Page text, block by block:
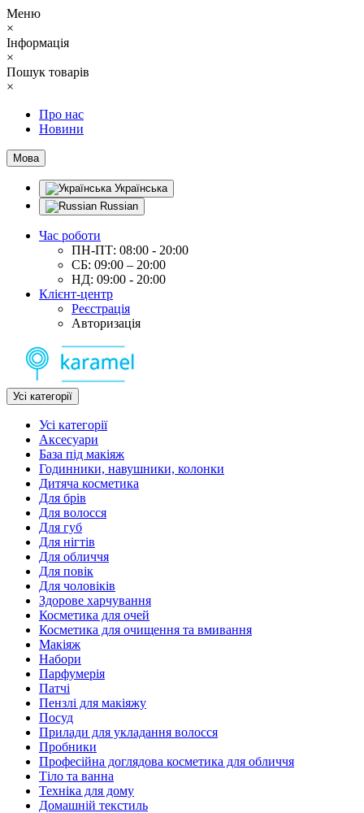
Меню
×
Інформація
×
Пошук товарів
×
Про нас
Новини
Мова
Українська
Russian
Час роботи
ПН-ПТ: 08:00 - 20:00
СБ: 09:00 – 20:00
НД: 09:00 - 20:00
Клієнт-центр
Реєстрація
Авторизація
Усі категорії
Усі категорії
Аксесуари
База під макіяж
Годинники, навушники, колонки
Дитяча косметика
Для брів
Для волосся
Для губ
Для нігтів
Для обличчя
Для повік
Для чоловіків
Здорове харчування
Косметика для очей
Косметика для очищення та вмивання
Макіяж
Набори
Парфумерія
Патчі
Пензлі для макіяжу
Посуд
Прилади для укладання волосся
Пробники
Професійна доглядова косметика для обличчя
Тіло та ванна
Техніка для дому
Домашній текстиль